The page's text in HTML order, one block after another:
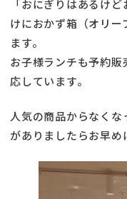
「おにぎりはあるけ
けにおかず箱（オリー
ます。
お子様ランチも予約
応しています。
人気の商品からなくな
がありましたらお早め